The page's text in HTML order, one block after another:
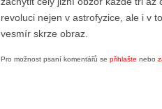
revoluci nejen v astrofyzice, ale i v
vesmír skrze obraz.
Pro možnost psaní komentářů se přihlašte nebo